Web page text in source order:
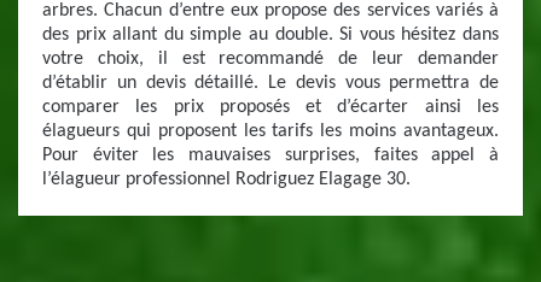
arbres. Chacun d’entre eux propose des services variés à
des prix allant du simple au double. Si vous hésitez dans
votre choix, il est recommandé de leur demander
d’établir un devis détaillé. Le devis vous permettra de
comparer les prix proposés et d’écarter ainsi les
élagueurs qui proposent les tarifs les moins avantageux.
Pour éviter les mauvaises surprises, faites appel à
l’élagueur professionnel Rodriguez Elagage 30.